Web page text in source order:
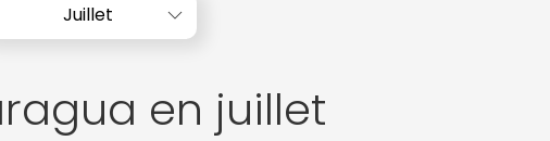
Juillet
en juillet